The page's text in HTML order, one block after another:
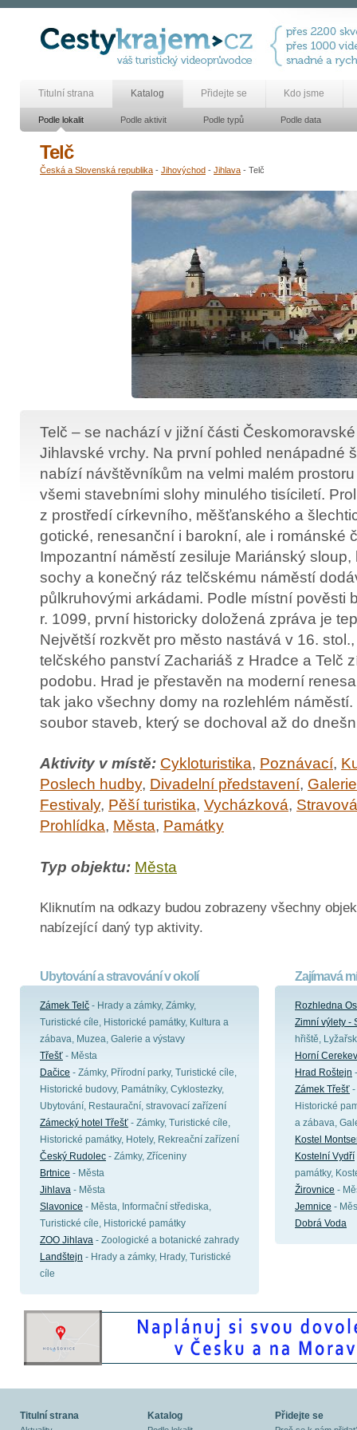
Titulní strana Katalog Přidejte se Kdo jsme
Podle lokalit Podle aktivit Podle typů Podle data
Telč
Česká a Slovenská republika - Jihovýchod - Jihlava - Telč
Telč – se nachází v jižní části
Jihlavské vrchy. Na první pohled nenápadné
nabízí návštěvníkům na velmi malém
všemi stavebními slohy minulého tisíciletí.
z prostředí církevního, měšťanského a
gotické, renesanční i barokní, ale i románské
Impozantní náměstí zesiluje Mariánský sloup,
sochy a konečný ráz telčskému náměstí
půlkruhovými arkádami. Podle místní pověsti
r. 1099, první historicky doložená zpráva je
Největší rozkvět pro město nastává v 16.
telčského panství Zachariáš z Hradce a Telč
podobu. Hrad je přestavěn na moderní
tak jako všechny domy na rozlehlém
soubor staveb, který se dochoval až do
Aktivity v místě: Cykloturistika, Poznávací,
Poslech hudby, Divadelní představení,
Festivaly, Pěší turistika, Vycházková,
Prohlídka, Města, Památky
Typ objektu: Města
Kliknutím na odkazy budou zobrazeny všechny
nabízející daný typ aktivity.
Ubytování a stravování v okolí
Zámek Telč - Hrady a zámky, Zámky,
Turistické cíle, Historické památky, Kultura a
zábava, Muzea, Galerie a výstavy
Třešť - Města
Dačice - Zámky, Přírodní parky, Turistické cíle,
Historické budovy, Památníky, Cyklostezky,
Ubytování, Restaurační, stravovací zařízení
Zámecký hotel Třešť - Zámky, Turistické cíle,
Historické památky, Hotely, Rekreační zařízení
Český Rudolec - Zámky, Zříceniny
Brtnice - Města
Jihlava - Města
Slavonice - Města, Informační střediska,
Turistické cíle, Historické památky
ZOO Jihlava - Zoologické a botanické zahrady
Landštejn - Hrady a zámky, Hrady, Turistické
cíle
Zajímavá
Rozhledna
Zimní výlety -
hřiště,
Horní Cerekev
Hrad Roštejn
Zámek Třešť -
Historické
a zábava,
Kostel
Kostelní Vydří
památky,
Žirovnice -
Jemnice -
Dobrá Voda
Titulní strana Katalog Přidejte se